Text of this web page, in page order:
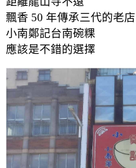
飄香 50 年傳承三代的老店
小南鄭記台南碗粿
應該是不錯的選擇